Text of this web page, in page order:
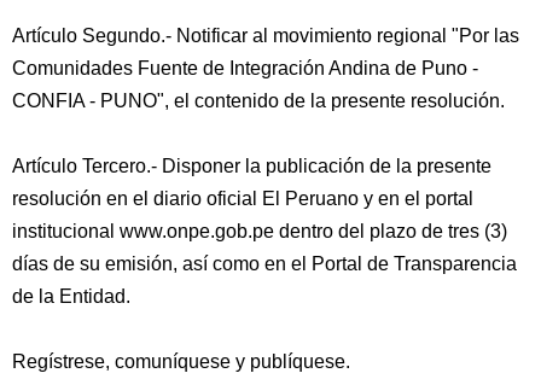
Artículo Segundo.- Notificar al movimiento regional "Por las
Comunidades Fuente de Integración Andina de Puno -
CONFIA - PUNO", el contenido de la presente resolución.
Artículo Tercero.- Disponer la publicación de la presente
resolución en el diario oficial El Peruano y en el portal
institucional www.onpe.gob.pe dentro del plazo de tres (3)
días de su emisión, así como en el Portal de Transparencia
de la Entidad.
Regístrese, comuníquese y publíquese.